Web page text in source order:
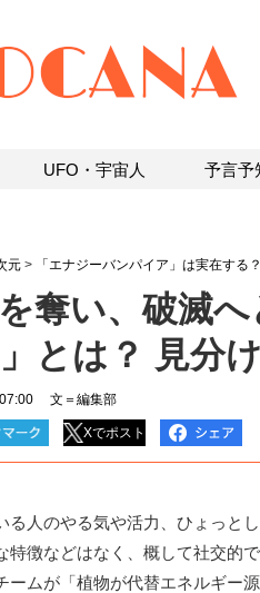
元 > 「エナジーバンパイア」は実在する
奪い、破滅
とは？ 見分
文＝編集部
Xでポスト
人のやる気や活力、ひょっと
特徴などはなく、概して社交的
ームが「植物が代替エネルギー
UFO・宇宙人 予言予